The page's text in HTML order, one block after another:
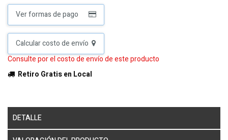
Ver formas de pago
Calcular costo de envío
Consulte por el costo de envío de este producto
Retiro Gratis en Local
DETALLE